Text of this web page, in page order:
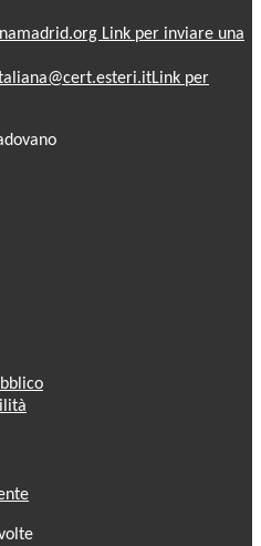
Link per inviare una
Link per